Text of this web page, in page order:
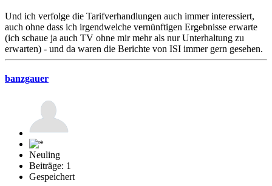
Und ich verfolge die Tarifverhandlungen auch immer interessiert,
auch ohne dass ich irgendwelche vernünftigen Ergebnisse erwarte
(ich schaue ja auch TV ohne mir mehr als nur Unterhaltung zu
erwarten) - und da waren die Berichte von ISI immer gern gesehen.
banzgauer
Neuling
Beiträge: 1
Gespeichert